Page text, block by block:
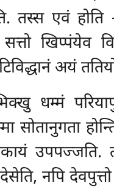
तस्स एवं होति
खिप्पंयेव
अयं
धम्मं
उपपज्जति.
नपि